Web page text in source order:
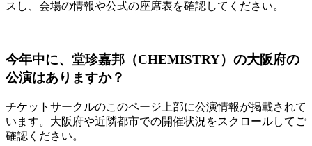
スし、会場の情報や公式の座席表を確認してください。
今年中に、堂珍嘉邦（CHEMISTRY）の大阪府の
公演はありますか？
チケットサークルのこのページ上部に公演情報が掲載されて
います。大阪府や近隣都市での開催状況をスクロールしてご
確認ください。